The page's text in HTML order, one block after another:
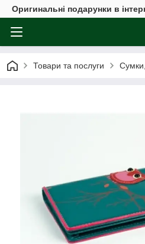
Оригинальні подарунки в
Товари та послуги